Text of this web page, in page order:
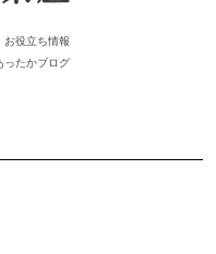
お役立ち情報
ったかブログ